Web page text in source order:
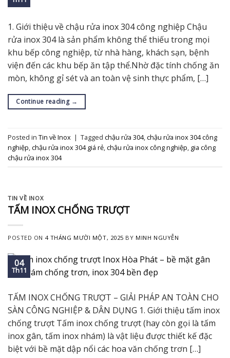
1. Giới thiệu về chậu rửa inox 304 công nghiệp Chậu
rửa inox 304 là sản phẩm không thể thiếu trong mọi
khu bếp công nghiệp, từ nhà hàng, khách sạn, bệnh
viện đến các khu bếp ăn tập thể.Nhờ đặc tính chống ăn
mòn, không gỉ sét và an toàn vệ sinh thực phẩm, […]
Continue reading →
Posted in Tin về Inox | Tagged chậu rửa 304,chậu rửa inox 304 công
nghiệp,chậu rửa inox 304 giá rẻ,chậu rửa inox công nghiệp, gia công
chậu rửa inox 304
TIN VỀ INOX
TẤM INOX CHỐNG TRƯỢT
POSTED ON 4 THÁNG MƯỜI MỘT, 2025 BY MINH NGUYỄN
04
Th11
TẤM INOX CHỐNG TRƯỢT – GIẢI PHÁP AN TOÀN CHO
SÀN CÔNG NGHIỆP & DÂN DỤNG 1. Giới thiệu tấm inox
chống trượt Tấm inox chống trượt (hay còn gọi là tấm
inox gân, tấm inox nhám) là vật liệu được thiết kế đặc
biệt với bề mặt dập nổi các hoa văn chống trơn […]